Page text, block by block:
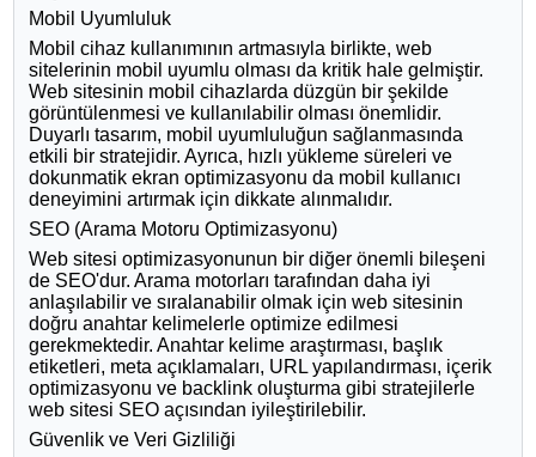
Mobil Uyumluluk
Mobil cihaz kullanımının artmasıyla birlikte, web
sitelerinin mobil uyumlu olması da kritik hale gelmiştir.
Web sitesinin mobil cihazlarda düzgün bir şekilde
görüntülenmesi ve kullanılabilir olması önemlidir.
Duyarlı tasarım, mobil uyumluluğun sağlanmasında
etkili bir stratejidir. Ayrıca, hızlı yükleme süreleri ve
dokunmatik ekran optimizasyonu da mobil kullanıcı
deneyimini artırmak için dikkate alınmalıdır.
SEO (Arama Motoru Optimizasyonu)
Web sitesi optimizasyonunun bir diğer önemli bileşeni
de SEO'dur. Arama motorları tarafından daha iyi
anlaşılabilir ve sıralanabilir olmak için web sitesinin
doğru anahtar kelimelerle optimize edilmesi
gerekmektedir. Anahtar kelime araştırması, başlık
etiketleri, meta açıklamaları, URL yapılandırması, içerik
optimizasyonu ve backlink oluşturma gibi stratejilerle
web sitesi SEO açısından iyileştirilebilir.
Güvenlik ve Veri Gizliliği